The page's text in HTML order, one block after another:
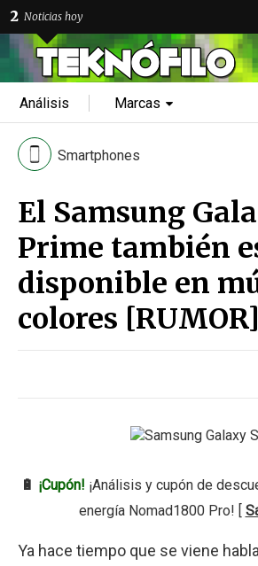
2 Noticias hoy
Análisis Marcas
Smartphones
El Samsung
Prime también
disponible en
colores [RUMOR]
🔋 ¡Cupón! ¡Análisis y cupón de
energía Nomad1800 Pro! [
Ya hace tiempo que se viene